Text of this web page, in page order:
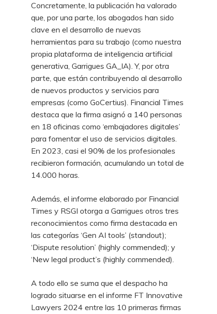
Concretamente, la publicación ha valorado
que, por una parte, los abogados han sido
clave en el desarrollo de nuevas
herramientas para su trabajo (como nuestra
propia plataforma de inteligencia artificial
generativa, Garrigues GA_IA). Y, por otra
parte, que están contribuyendo al desarrollo
de nuevos productos y servicios para
empresas (como GoCertius). Financial Times
destaca que la firma asignó a 140 personas
en 18 oficinas como ‘embajadores digitales’
para fomentar el uso de servicios digitales.
En 2023, casi el 90% de los profesionales
recibieron formación, acumulando un total de
14.000 horas.
Además, el informe elaborado por Financial
Times y RSGI otorga a Garrigues otros tres
reconocimientos como firma destacada en
las categorías ‘Gen AI tools’ (standout);
‘Dispute resolution’ (highly commended); y
‘New legal product’s (highly commended).
A todo ello se suma que el despacho ha
logrado situarse en el informe FT Innovative
Lawyers 2024 entre las 10 primeras firmas